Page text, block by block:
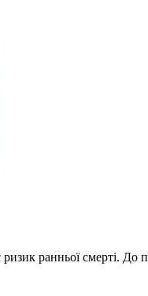
ранньої смерті. До